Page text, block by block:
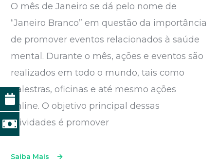
O mês de Janeiro se dá pelo nome de
“Janeiro Branco” em questão da importância
de promover eventos relacionados à saúde
mental. Durante o mês, ações e eventos são
realizados em todo o mundo, tais como
palestras, oficinas e até mesmo ações
online. O objetivo principal dessas
atividades é promover
Saiba Mais